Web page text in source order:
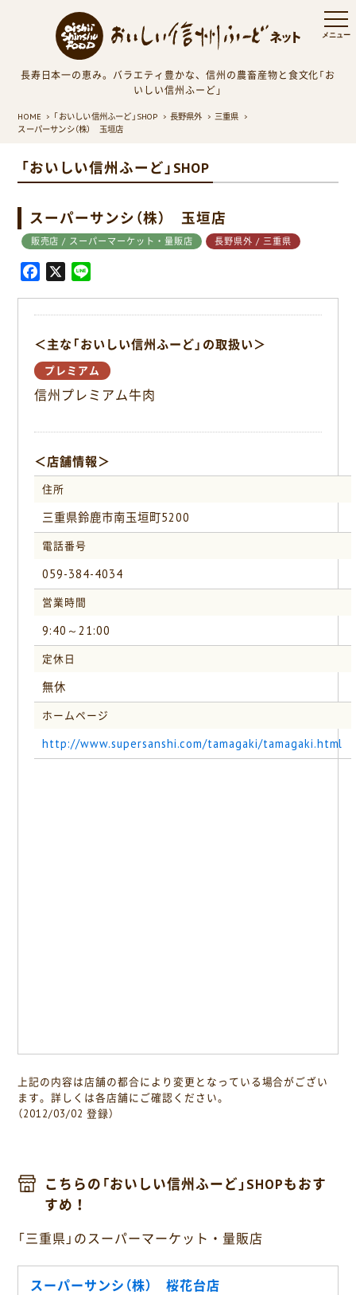
長寿日本一の恵み。バラエティ豊かな、信州の農畜産物と食文化「お
いしい信州ふーど」
HOME 「おいしい信州ふーど」SHOP 長野県外
三重県
スーパーサンシ（株） 玉垣店
「おいしい信州ふーど」SHOP
スーパーサンシ（株） 玉垣店
販売店 / スーパーマーケット・量販店 長野県外 / 三重県
b
o
o
k
X
＜主な「おいしい信州ふーど」の取扱い＞
プレミアム
信州プレミアム牛肉
＜店舗情報＞
住所
三重県鈴鹿市南玉垣町5200
電話番号
059-384-4034
営業時間
9:40～21:00
定休日
無休
ホームページ
http://www.supersanshi.com/tamagaki/tamagaki.html
上記の内容は店舗の都合により変更となっている場合がござい
ます。詳しくは各店舗にご確認ください。
（2012/03/02 登録）
こちらの「おいしい信州ふーど」SHOPもおす
すめ！
「三重県」のスーパーマーケット・量販店
スーパーサンシ（株） 桜花台店